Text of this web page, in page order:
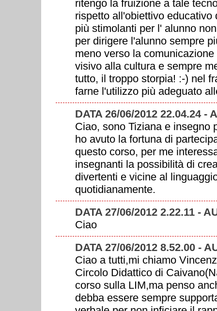
ritengo la fruizione a tale
rispetto all'obiettivo
più stimolanti per l' alunno
per dirigere l'alunno sempre
meno verso la
visivo alla cultura e sempre
tutto, il troppo storpia! :-) nel
farne l'utilizzo più adeguato
DATA 26/06/2012 22.04.24 -
Ciao, sono Tiziana e insegno
ho avuto la fortuna di
questo corso, per me
insegnanti la possibilità di
divertenti e vicine al
quotidianamente.
DATA 27/06/2012 2.22.11 -
Ciao
DATA 27/06/2012 8.52.00 -
Ciao a tutti,mi chiamo
Circolo Didattico di
corso sulla LIM,ma penso
debba essere sempre